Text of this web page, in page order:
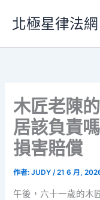
要
北極星律法網
木匠老陳
居該負責
損害賠償
作者:JUDY/21 6 月,
午後，六十一歲的木